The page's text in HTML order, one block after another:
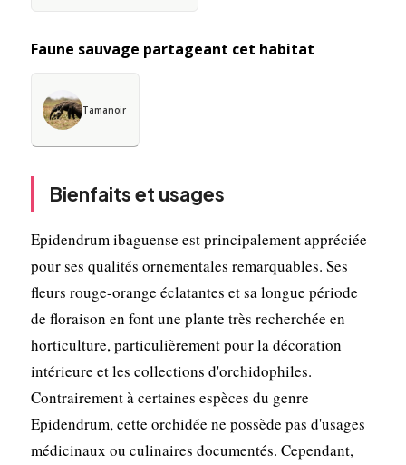
Faune sauvage partageant cet habitat
Tamanoir
Bienfaits et usages
Epidendrum ibaguense est principalement appréciée
pour ses qualités ornementales remarquables. Ses
fleurs rouge-orange éclatantes et sa longue période
de floraison en font une plante très recherchée en
horticulture, particulièrement pour la décoration
intérieure et les collections d'orchidophiles.
Contrairement à certaines espèces du genre
Epidendrum, cette orchidée ne possède pas d'usages
médicinaux ou culinaires documentés. Cependant,